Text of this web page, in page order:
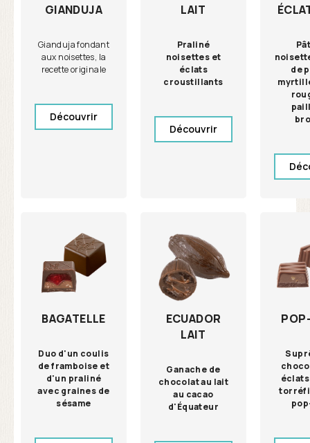
GIANDUJA
Gianduja fondant
aux noisettes, la
recette originale
Découvrir
LAIT
Praliné
noisettes et
éclats
croustillants
Découvrir
de
BAGATELLE
Duo d'un coulis
de framboise et
d'un praliné
avec graines de
sésame
ECUADOR
LAIT
Ganache de
chocolat au lait
au cacao
d'Équateur